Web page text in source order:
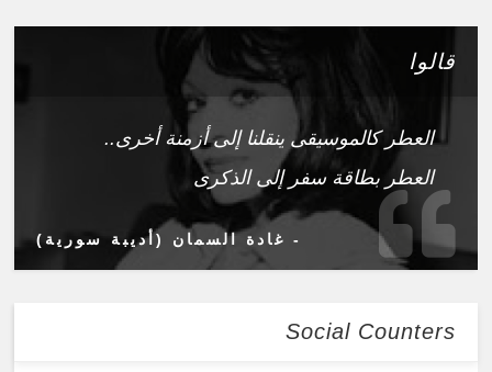
قالوا
العطر كالموسيقى ينقلنا إلى أزمنة أخرى..
العطر بطاقة سفر إلى الذكرى
- غادة السمان (أديبة سورية)
Social Counters